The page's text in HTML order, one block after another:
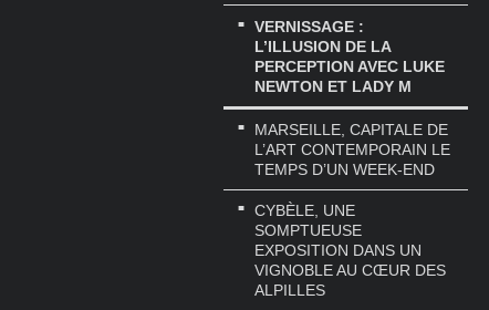
VERNISSAGE :
L’ILLUSION DE LA
PERCEPTION AVEC LUKE
NEWTON ET LADY M
MARSEILLE, CAPITALE DE
L’ART CONTEMPORAIN LE
TEMPS D’UN WEEK-END
CYBÈLE, UNE
SOMPTUEUSE
EXPOSITION DANS UN
VIGNOBLE AU CŒUR DES
ALPILLES